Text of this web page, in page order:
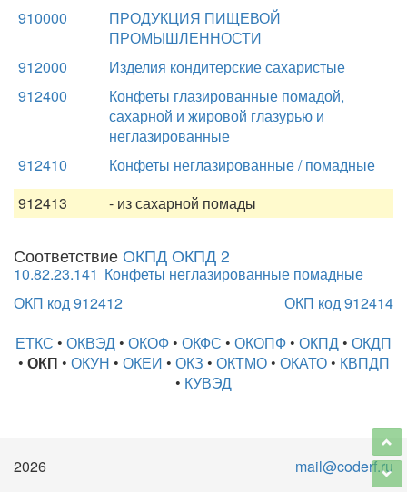
910000
ПРОДУКЦИЯ ПИЩЕВОЙ
ПРОМЫШЛЕННОСТИ
912000
Изделия кондитерские сахаристые
912400
Конфеты глазированные помадой,
сахарной и жировой глазурью и
неглазированные
912410
Конфеты неглазированные / помадные
912413
- из сахарной помады
Соответствие ОКПД ОКПД 2
10.82.23.141 Конфеты неглазированные помадные
ОКП код 912412
ОКП код 912414
ЕТКС • ОКВЭД • ОКОФ • ОКФС • ОКОПФ • ОКПД • ОКДП
• ОКП • ОКУН • ОКЕИ • ОКЗ • ОКТМО• ОКАТО• КВПДП
• КУВЭД
2026 mail@coderf.ru